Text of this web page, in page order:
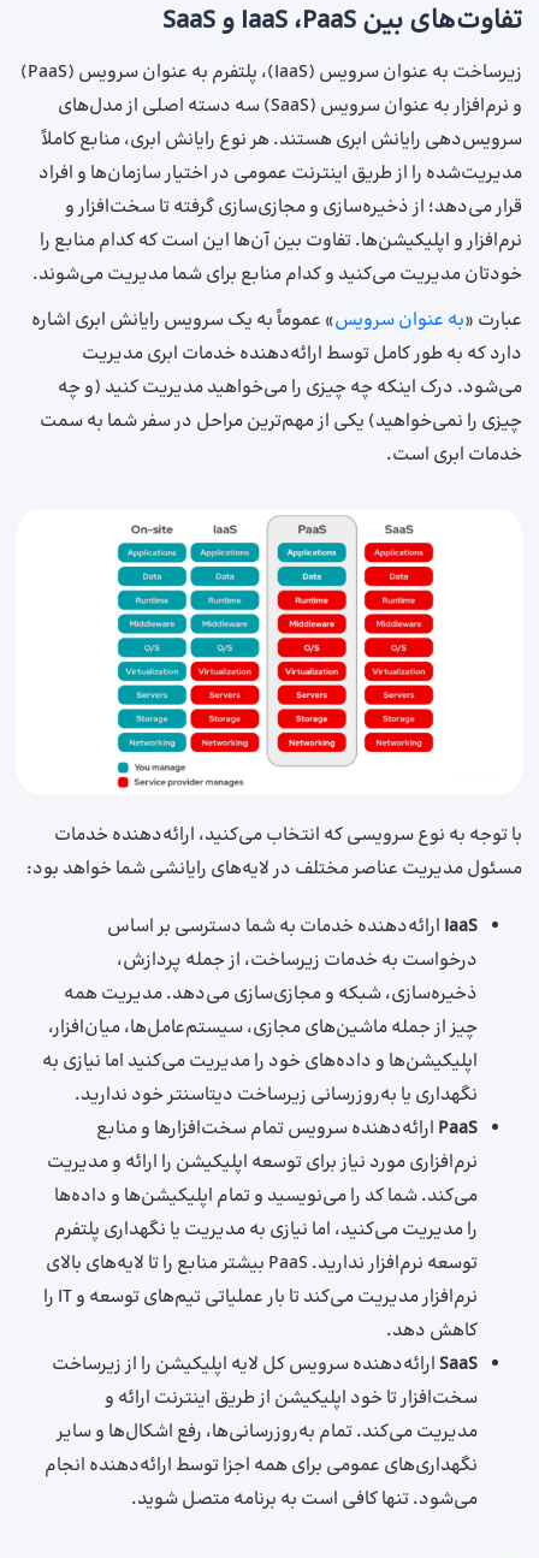
تفاوت‌های بین IaaS ،PaaS و SaaS
زیرساخت به ‌عنوان‌ سرویس (IaaS)، پلتفرم به‌ عنوان ‌سرویس (PaaS)
و نرم‌افزار به ‌عنوان‌ سرویس (SaaS) سه دسته اصلی از مدل‌های
سرویس‌دهی رایانش ابری هستند. هر نوع رایانش ابری، منابع کاملاً
مدیریت‌شده را از طریق اینترنت عمومی در اختیار سازمان‌ها و افراد
قرار می‌دهد؛ از ذخیره‌سازی و مجازی‌سازی گرفته تا سخت‌افزار و
نرم‌افزار و اپلیکیشن‌ها. تفاوت بین آن‌ها این است که کدام منابع را
خودتان مدیریت می‌کنید و کدام منابع برای شما مدیریت می‌شوند.
عبارت «به‌ عنوان ‌سرویس» عموماً به یک سرویس رایانش ابری اشاره
دارد که به ‌طور کامل توسط ارائه‌دهنده خدمات ابری مدیریت
می‌شود. درک اینکه چه چیزی را می‌خواهید مدیریت کنید (و چه
چیزی را نمی‌خواهید) یکی از مهم‌ترین مراحل در سفر شما به سمت
خدمات ابری است.
با توجه به نوع سرویسی که انتخاب می‌کنید، ارائه‌دهنده خدمات
مسئول مدیریت عناصر مختلف در لایه‌های رایانشی شما خواهد بود:
IaaS ارائه‌دهنده خدمات به شما دسترسی بر اساس
درخواست به خدمات زیرساخت، از جمله پردازش،
ذخیره‌سازی، شبکه و مجازی‌سازی می‌دهد. مدیریت همه
چیز از جمله ماشین‌های مجازی، سیستم‌عامل‌ها، میان‌افزار،
اپلیکیشن‌ها و داده‌های خود را مدیریت می‌کنید اما نیازی به
نگهداری یا به‌روزرسانی زیرساخت دیتاسنتر خود ندارید.
PaaS ارائه‌دهنده سرویس تمام سخت‌افزارها و منابع
نرم‌افزاری مورد نیاز برای توسعه اپلیکیشن را ارائه و مدیریت
می‌کند. شما کد را می‌نویسید و تمام اپلیکیشن‌ها و داده‌ها
را مدیریت می‌کنید، اما نیازی به مدیریت یا نگهداری پلتفرم
توسعه نرم‌افزار ندارید. PaaS بیشتر منابع را تا لایه‌های بالای
نرم‌افزار مدیریت می‌کند تا بار عملیاتی تیم‌های توسعه و IT را
کاهش دهد.
SaaSارائه‌دهنده سرویس کل لایه اپلیکیشن را از زیرساخت
سخت‌افزار تا خود اپلیکیشن از طریق اینترنت ارائه و
مدیریت می‌کند. تمام به‌روزرسانی‌ها، رفع اشکال‌ها و سایر
نگهداری‌های عمومی برای همه اجزا توسط ارائه‌دهنده انجام
می‌شود. تنها کافی است به برنامه متصل شوید.